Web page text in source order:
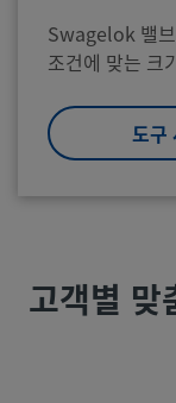
Swagelok 밸
조건에 맞는 크
도구
고객별